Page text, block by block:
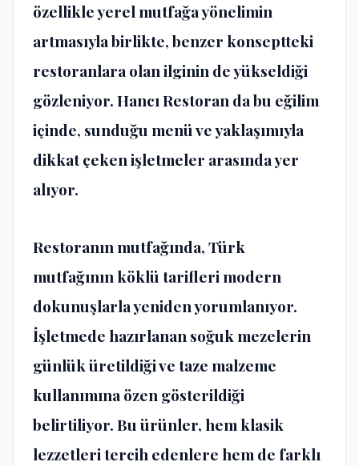
özellikle yerel mutfağa yönelimin
artmasıyla birlikte, benzer konseptteki
restoranlara olan ilginin de yükseldiği
gözleniyor. Hancı Restoran da bu eğilim
içinde, sunduğu menü ve yaklaşımıyla
dikkat çeken işletmeler arasında yer
alıyor.
Restoranın mutfağında, Türk
mutfağının köklü tarifleri modern
dokunuşlarla yeniden yorumlanıyor.
İşletmede hazırlanan soğuk mezelerin
günlük üretildiği ve taze malzeme
kullanımına özen gösterildiği
belirtiliyor. Bu ürünler, hem klasik
lezzetleri tercih edenlere hem de farklı